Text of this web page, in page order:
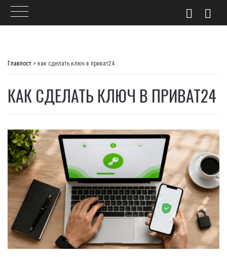
Главпост > как сделать ключ в приват24
КАК СДЕЛАТЬ КЛЮЧ В ПРИВАТ24